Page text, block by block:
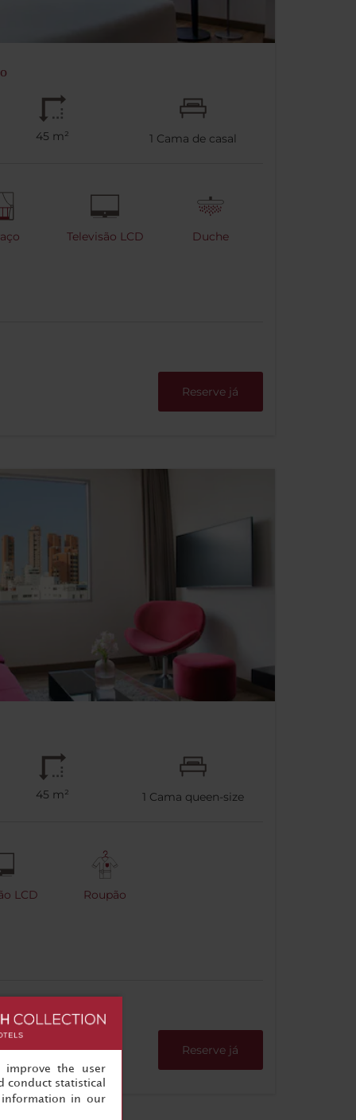
45 m² 1 Cama de casal
Televisão LCD Duche
Reserve já
45 m² 1 Cama queen-size
LCD Roupão
Reserve já
the user
conduct statistical
in our